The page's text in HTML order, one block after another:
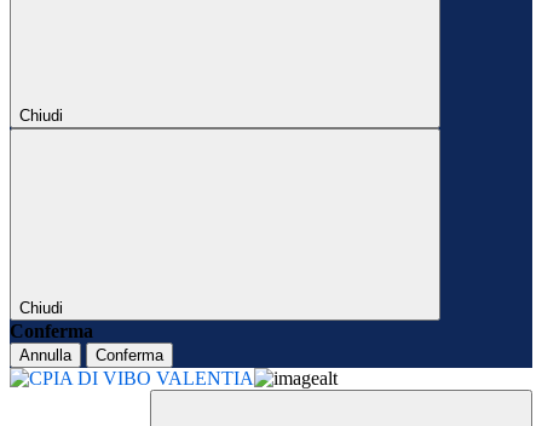
Chiudi
Chiudi
Conferma
Annulla Conferma